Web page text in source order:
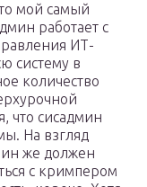
мой самый
работает с
ИТ-
систему в
количество
что сисадмин
На взгляд
же должен
с кримпером